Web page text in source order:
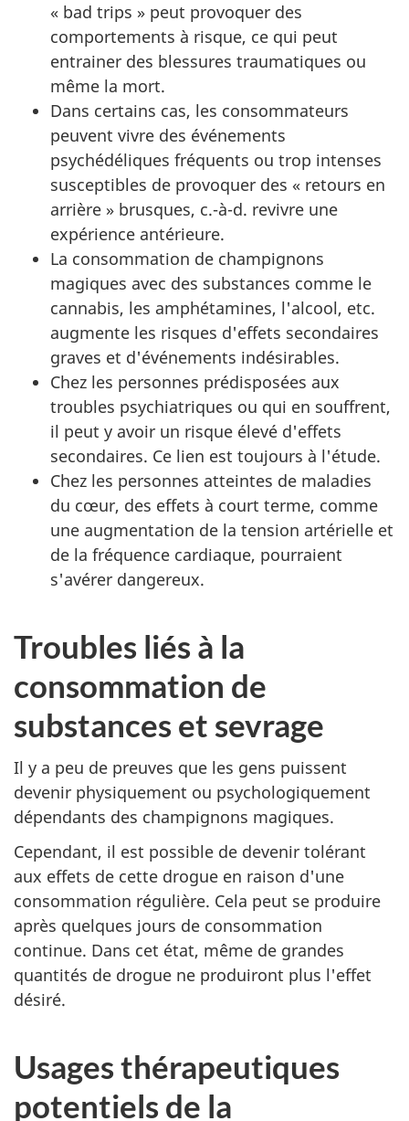
« bad trips » peut provoquer des
comportements à risque, ce qui peut
entrainer des blessures traumatiques ou
même la mort.
Dans certains cas, les consommateurs
peuvent vivre des événements
psychédéliques fréquents ou trop intenses
susceptibles de provoquer des « retours en
arrière » brusques, c.-à-d. revivre une
expérience antérieure.
La consommation de champignons
magiques avec des substances comme le
cannabis, les amphétamines, l'alcool, etc.
augmente les risques d'effets secondaires
graves et d'événements indésirables.
Chez les personnes prédisposées aux
troubles psychiatriques ou qui en souffrent,
il peut y avoir un risque élevé d'effets
secondaires. Ce lien est toujours à l'étude.
Chez les personnes atteintes de maladies
du cœur, des effets à court terme, comme
une augmentation de la tension artérielle et
de la fréquence cardiaque, pourraient
s'avérer dangereux.
Troubles liés à la
consommation de
substances et sevrage
Il y a peu de preuves que les gens puissent
devenir physiquement ou psychologiquement
dépendants des champignons magiques.
Cependant, il est possible de devenir tolérant
aux effets de cette drogue en raison d'une
consommation régulière. Cela peut se produire
après quelques jours de consommation
continue. Dans cet état, même de grandes
quantités de drogue ne produiront plus l'effet
désiré.
Usages thérapeutiques
potentiels de la